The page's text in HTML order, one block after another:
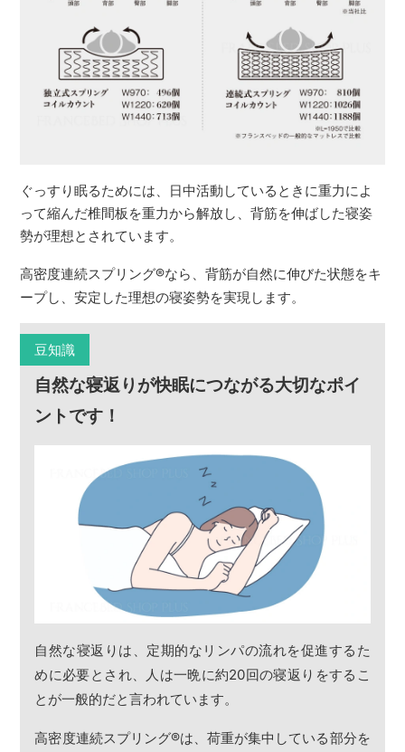
ぐっすり眠るためには、日中活動しているときに重力によ
って縮んだ椎間板を重力から解放し、背筋を伸ばした寝姿
勢が理想とされています。
高密度連続スプリング®なら、背筋が自然に伸びた状態をキ
ープし、安定した理想の寝姿勢を実現します。
豆知識
自然な寝返りが快眠につながる大切なポイ
ントです！
自然な寝返りは、定期的なリンパの流れを促進するた
めに必要とされ、人は一晩に約20回の寝返りをするこ
とが一般的だと言われています。
高密度連続スプリング®は、荷重が集中している部分を